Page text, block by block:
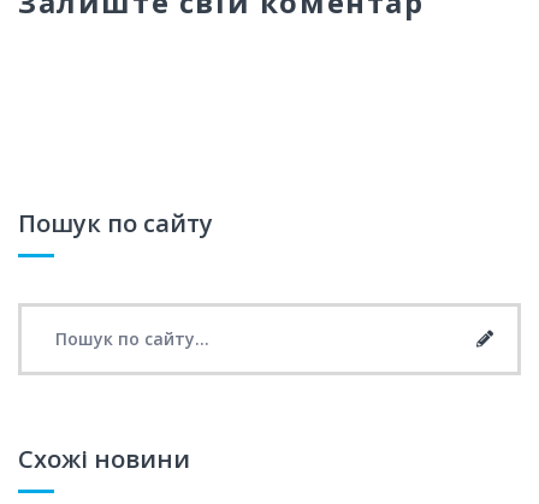
Пошук по сайту
Схожі новини